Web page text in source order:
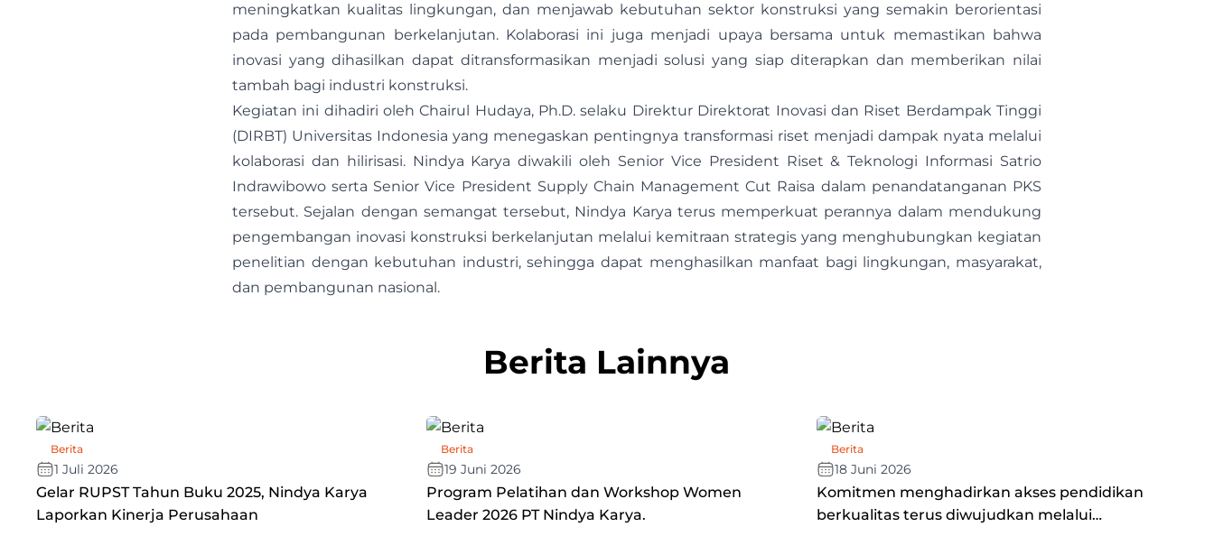
meningkatkan kualitas lingkungan, dan menjawab kebutuhan sektor konstruksi yang semakin berorientasi
pada pembangunan berkelanjutan. Kolaborasi ini juga menjadi upaya bersama untuk memastikan bahwa
inovasi yang dihasilkan dapat ditransformasikan menjadi solusi yang siap diterapkan dan memberikan nilai
tambah bagi industri konstruksi.
Kegiatan ini dihadiri oleh Chairul Hudaya, Ph.D. selaku Direktur Direktorat Inovasi dan Riset Berdampak Tinggi
(DIRBT) Universitas Indonesia yang menegaskan pentingnya transformasi riset menjadi dampak nyata melalui
kolaborasi dan hilirisasi. Nindya Karya diwakili oleh Senior Vice President Riset & Teknologi Informasi Satrio
Indrawibowo serta Senior Vice President Supply Chain Management Cut Raisa dalam penandatanganan PKS
tersebut. Sejalan dengan semangat tersebut, Nindya Karya terus memperkuat perannya dalam mendukung
pengembangan inovasi konstruksi berkelanjutan melalui kemitraan strategis yang menghubungkan kegiatan
penelitian dengan kebutuhan industri, sehingga dapat menghasilkan manfaat bagi lingkungan, masyarakat,
dan pembangunan nasional.
Berita Lainnya
Berita
1 Juli 2026
Gelar RUPST Tahun Buku 2025, Nindya Karya
Laporkan Kinerja Perusahaan
Berita
19 Juni 2026
Program Pelatihan dan Workshop Women
Leader 2026 PT Nindya Karya.
Berita
18 Juni 2026
Komitmen menghadirkan akses pendidikan
berkualitas terus diwujudkan melalui